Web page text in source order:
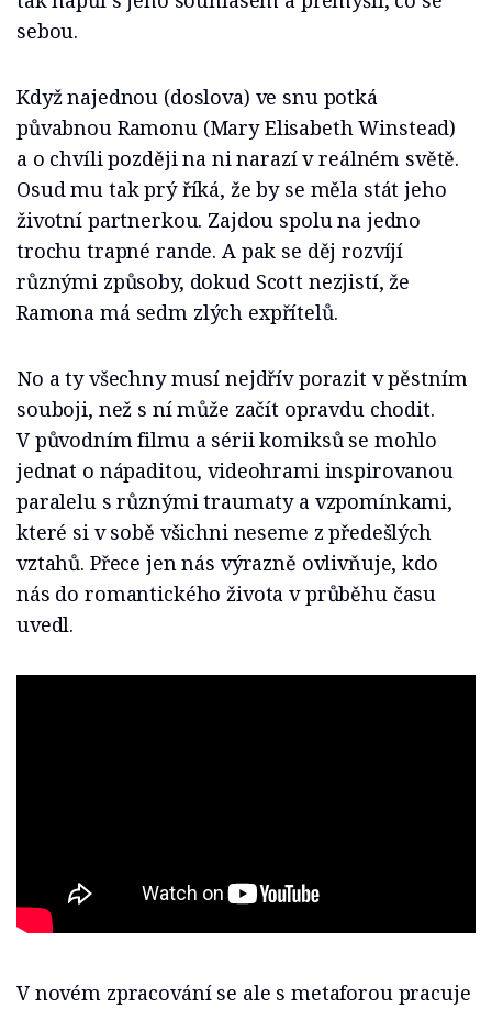
sebou.
Když najednou (doslova) ve snu potká
půvabnou Ramonu (Mary Elisabeth Winstead)
a o chvíli později na ni narazí v reálném světě.
Osud mu tak prý říká, že by se měla stát jeho
životní partnerkou. Zajdou spolu na jedno
trochu trapné rande. A pak se děj rozvíjí
různými způsoby, dokud Scott nezjistí, že
Ramona má sedm zlých expřítelů.
No a ty všechny musí nejdřív porazit v pěstním
souboji, než s ní může začít opravdu chodit.
V původním filmu a sérii komiksů se mohlo
jednat o nápaditou, videohrami inspirovanou
paralelu s různými traumaty a vzpomínkami,
které si v sobě všichni neseme z předešlých
vztahů. Přece jen nás výrazně ovlivňuje, kdo
nás do romantického života v průběhu času
uvedl.
V novém zpracování se ale s metaforou pracuje